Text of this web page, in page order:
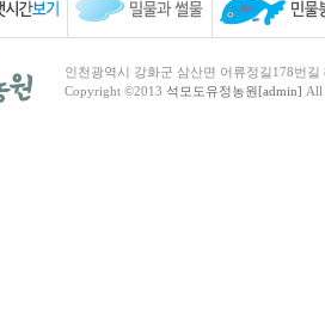
인천광역시 강화군 삼산면 어류정길178번
Copyright ©2013 석모도유정농원[admin] All